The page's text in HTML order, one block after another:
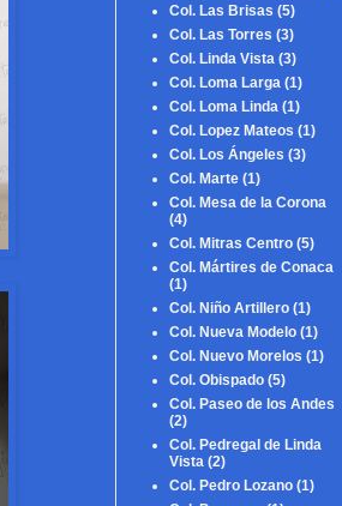
Col. Las Brisas (5)
Col. Las Torres (3)
Col. Linda Vista (3)
Col. Loma Larga (1)
Col. Loma Linda (1)
Col. Lopez Mateos (1)
Col. Los Ángeles (3)
Col. Marte (1)
Col. Mesa de la Corona
(4)
Col. Mitras Centro (5)
Col. Mártires de Conaca
(1)
Col. Niño Artillero (1)
Col. Nueva Modelo (1)
Col. Nuevo Morelos (1)
Col. Obispado (5)
Col. Paseo de los Andes
(2)
Col. Pedregal de Linda
Vista (2)
Col. Pedro Lozano (1)